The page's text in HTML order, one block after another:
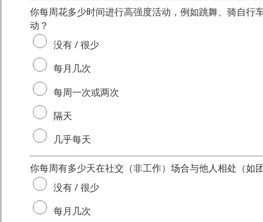
你每周花多少时间进行高强度活动，例如跳舞、骑自
动？
没有 / 很少
每月几次
每周一次或两次
隔天
几乎每天
你每周有多少天在社交（非工作）场合与他人相处（如
没有 / 很少
每月几次